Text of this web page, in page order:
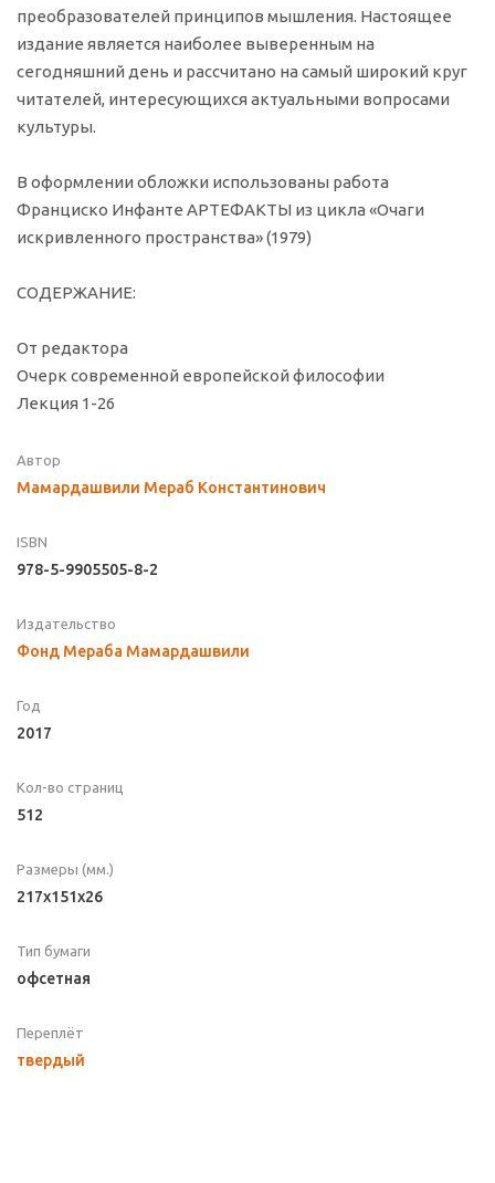
преобразователей принципов мышления. Настоящее
издание является наиболее выверенным на
сегодняшний день и рассчитано на самый широкий круг
читателей, интересующихся актуальными вопросами
культуры.
В оформлении обложки использованы работа
Франциско Инфанте АРТЕФАКТЫ из цикла «Очаги
искривленного пространства» (1979)
СОДЕРЖАНИЕ:
От редактора
Очерк современной европейской философии
Лекция 1-26
Автор
Мамардашвили Мераб Константинович
ISBN
978-5-9905505-8-2
Издательство
Фонд Мераба Мамардашвили
Год
2017
Кол-во страниц
512
Размеры (мм.)
217x151x26
Тип бумаги
офсетная
Переплёт
твердый